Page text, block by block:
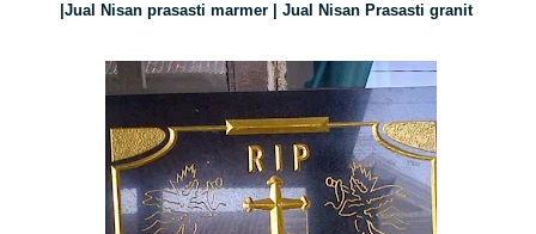
|Jual Nisan prasasti marmer | Jual Nisan Prasasti granit